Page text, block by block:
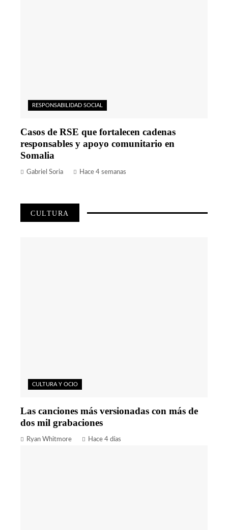
RESPONSABILIDAD SOCIAL
Casos de RSE que fortalecen cadenas
responsables y apoyo comunitario en
Somalia
Gabriel Soria Hace 4 semanas
CULTURA
CULTURA Y OCIO
Las canciones más versionadas con más de
dos mil grabaciones
Ryan Whitmore Hace 4 días